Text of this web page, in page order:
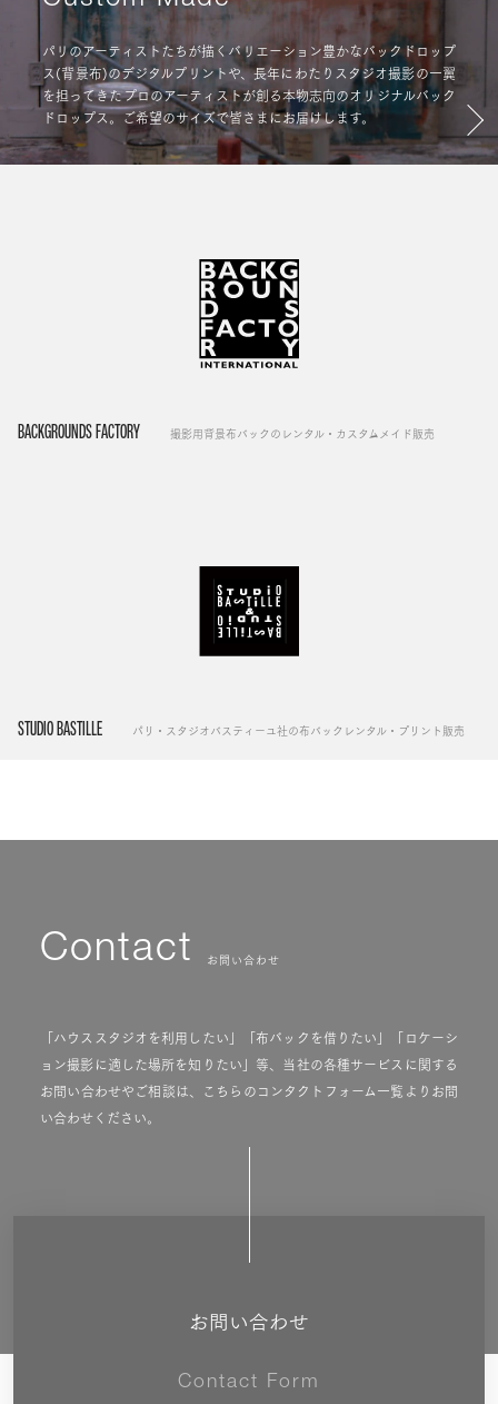
パリのアーティストたちが描くバリエーション豊かなバックドロップ
ス(背景布)のデジタルプリントや、長年にわたりスタジオ撮影の一翼
を担ってきたプロのアーティストが創る本物志向のオリジナルバック
ドロップス。ご希望のサイズで皆さまにお届けします。
BACKGROUNDS FACTORY 撮影用背景布バックのレンタル・カスタムメイド販売
STUDIO BASTILLE パリ・スタジオバスティーユ社の布バックレンタル・プリント販売
Contact お問い合わせ
「ハウススタジオを利用したい」「布バックを借りたい」「ロケーシ
ョン撮影に適した場所を知りたい」等、当社の各種サービスに関する
お問い合わせやご相談は、こちらのコンタクトフォーム一覧よりお問
い合わせください。
お問い合わせ
Contact Form